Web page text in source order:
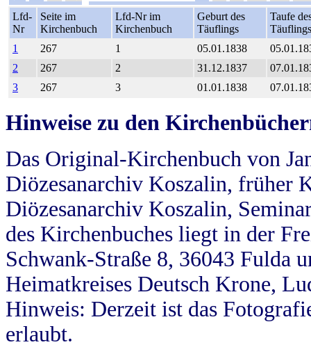
Lfd-
Nr
Seite im
Kirchenbuch
Lfd-Nr im
Kirchenbuch
Geburt des
Täuflings
Taufe
Täuflings
1
267 1 05.01.1838
2
267 2 31.12.1837
3
267 3 01.01.1838
Hinweise zu den
Das Original-Kirchenbuch von
Diözesanarchiv Koszalin, früher
Diözesanarchiv Koszalin,
des Kirchenbuches liegt in der
Schwank-Straße 8, 36043 Fulda
Heimatkreises Deutsch Krone,
Hinweis: Derzeit ist das
erlaubt.